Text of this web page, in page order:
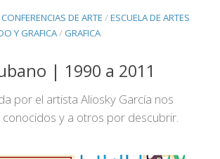
CONFERENCIAS DE ARTE /ESCUELA DE ARTES
Y GRAFICA/ GRAFICA
| 1990 a 2011
por el artista Aliosky García nos
y a otros por descubrir.